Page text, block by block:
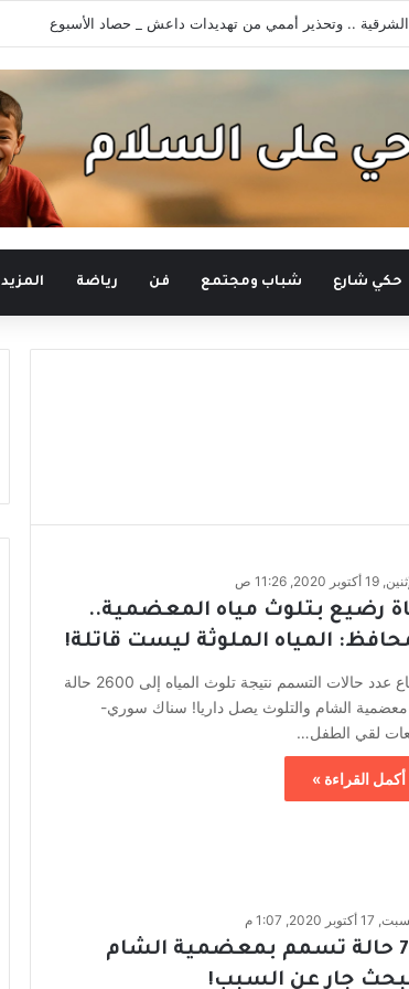
.. وتحذير أممي من تهديدات داعش _ حصاد الأسبوع
حكي شارع شباب ومجتمع فن رياضة المزيد
2020, 11:26 ص
رضيع بتلوث مياه المعضمية..
المياه الملوثة ليست قاتلة!
ارتفاع عدد حالات التسمم نتيجة تلوث المياه إلى 2600 حالة
الشام والتلوث يصل داريا! سناك سوري-
لقي الطفل…
أكمل القراءة »
أكتوبر 2020, 1:07 م
700 حالة تسمم بمعضمية الشام
جارٍ عن السبب!